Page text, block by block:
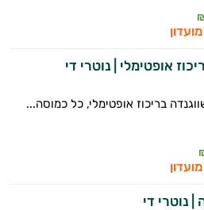
אופטימלי | נוטרי די
בריכוז אופטימלי, כל כמוסה...
| נוטרי די